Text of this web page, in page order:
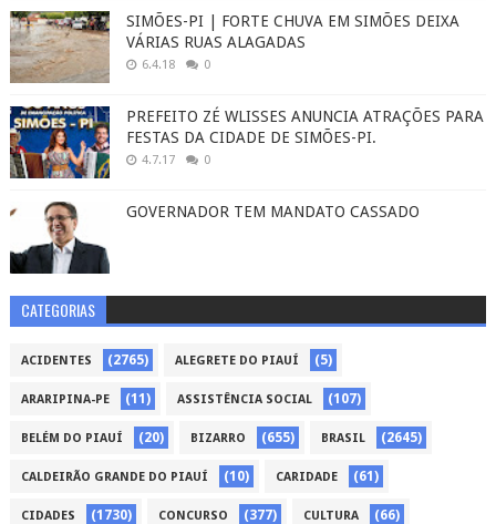
SIMÕES-PI | FORTE CHUVA EM SIMÕES DEIXA
VÁRIAS RUAS ALAGADAS
6.4.18 0
PREFEITO ZÉ WLISSES ANUNCIA ATRAÇÕES PARA
FESTAS DA CIDADE DE SIMÕES-PI.
4.7.17 0
GOVERNADOR TEM MANDATO CASSADO
CATEGORIAS
ACIDENTES (2765) ALEGRETE DO PIAUÍ (5)
ARARIPINA-PE (11) ASSISTÊNCIA SOCIAL (107)
BELÉM DO PIAUÍ (20) BIZARRO (655) BRASIL (2645)
CALDEIRÃO GRANDE DO PIAUÍ (10) CARIDADE (61)
CIDADES (1730) CONCURSO (377) CULTURA (66)